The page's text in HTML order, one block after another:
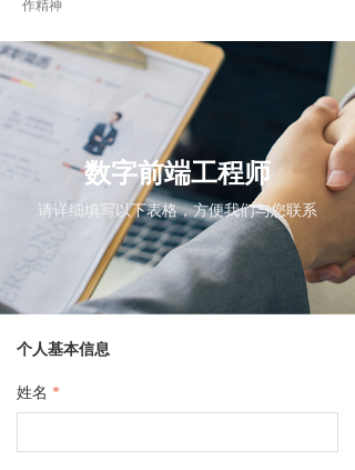
作精神
数字前端工程师
请详细填写以下表格，方便我们与您联系
个人基本信息
姓名 *